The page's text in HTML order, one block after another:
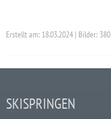
Erstellt am: 18.03.2024 | Bilder: 380
SKISPRINGEN